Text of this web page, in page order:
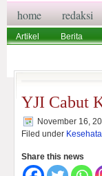
home redaksi
Artikel Berita
YJI Cabut
November 16,
Filed under
Share this news